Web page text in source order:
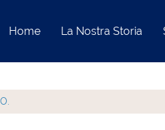
Home La Nostra Storia